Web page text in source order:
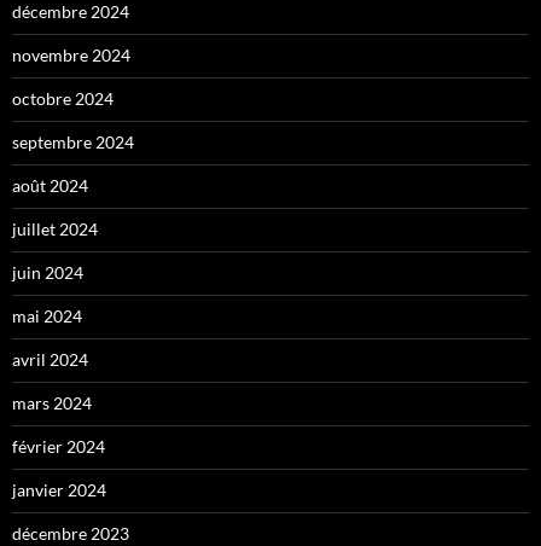
décembre 2024
novembre 2024
octobre 2024
septembre 2024
août 2024
juillet 2024
juin 2024
mai 2024
avril 2024
mars 2024
février 2024
janvier 2024
décembre 2023